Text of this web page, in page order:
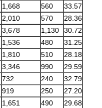
1,668 560
33.57
2,010 570
28.36
3,678 1,130 30.72
1,536 480
31.25
1,810 510
28.18
3,346 990 29.59
732 240
32.79
919 250
27.20
1,651 490 29.68